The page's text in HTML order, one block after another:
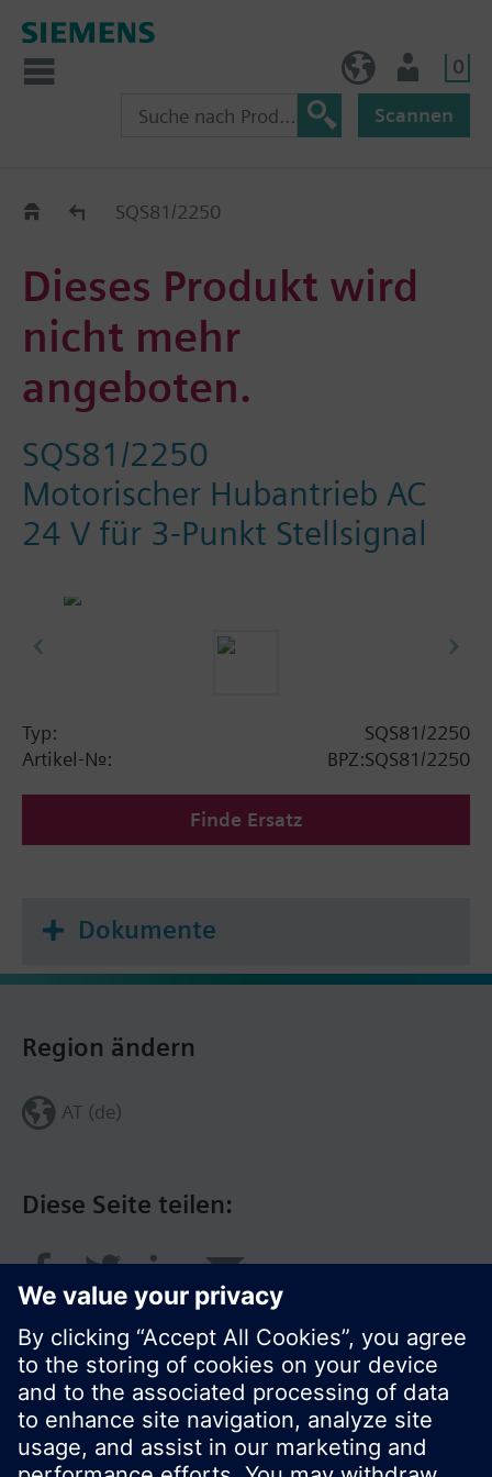
0
Scannen
Old2NewSQS81/2250
Dieses Produkt wird
nicht mehr
angeboten.
SQS81/2250
Motorischer Hubantrieb AC
24 V für 3-Punkt Stellsignal
Typ:
SQS81/2250
Artikel-Nr.:
BPZ:SQS81/2250
Finde Ersatz
Dokumente
Diese Seite teilen:
Region ändern
AT (de)